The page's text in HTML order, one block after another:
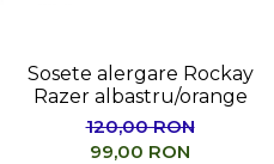
Sosete alergare Rockay
Razer albastru/orange
120,00 RON
99,00 RON